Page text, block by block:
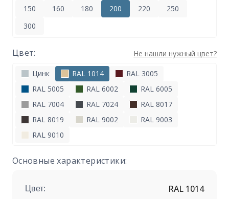
150
160 180 200 220
250
300
Цвет: Не нашли нужный цвет?
Цинк RAL 1014
RAL 3005
RAL 5005
RAL 6002
RAL 6005
RAL 7004
RAL 7024
RAL 8017
RAL 8019
RAL 9002
RAL 9003
RAL 9010
Основные характеристики:
Цвет: RAL 1014